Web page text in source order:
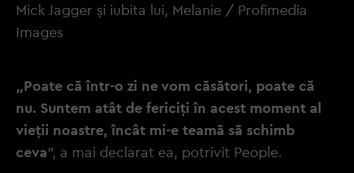
Mick Jagger și iubita lui, Melanie / Profimedia
Images
„Poate că într-o zi ne vom căsători, poate că
nu. Suntem atât de fericiți în acest moment al
vieții noastre, încât mi-e teamă să schimb
ceva”, a mai declarat ea, potrivit People.